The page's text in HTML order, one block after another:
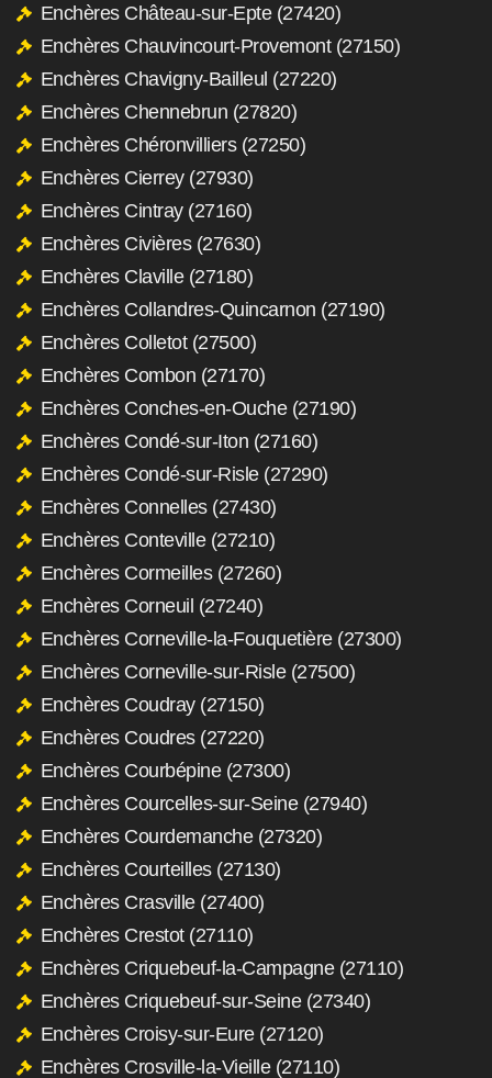
Enchères Château-sur-Epte (27420)
Enchères Chauvincourt-Provemont (27150)
Enchères Chavigny-Bailleul (27220)
Enchères Chennebrun (27820)
Enchères Chéronvilliers (27250)
Enchères Cierrey (27930)
Enchères Cintray (27160)
Enchères Civières (27630)
Enchères Claville (27180)
Enchères Collandres-Quincarnon (27190)
Enchères Colletot (27500)
Enchères Combon (27170)
Enchères Conches-en-Ouche (27190)
Enchères Condé-sur-Iton (27160)
Enchères Condé-sur-Risle (27290)
Enchères Connelles (27430)
Enchères Conteville (27210)
Enchères Cormeilles (27260)
Enchères Corneuil (27240)
Enchères Corneville-la-Fouquetière (27300)
Enchères Corneville-sur-Risle (27500)
Enchères Coudray (27150)
Enchères Coudres (27220)
Enchères Courbépine (27300)
Enchères Courcelles-sur-Seine (27940)
Enchères Courdemanche (27320)
Enchères Courteilles (27130)
Enchères Crasville (27400)
Enchères Crestot (27110)
Enchères Criquebeuf-la-Campagne (27110)
Enchères Criquebeuf-sur-Seine (27340)
Enchères Croisy-sur-Eure (27120)
Enchères Crosville-la-Vieille (27110)